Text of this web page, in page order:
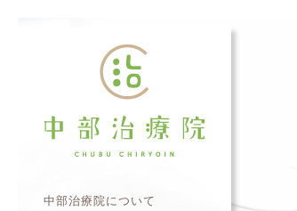
中部治療院について